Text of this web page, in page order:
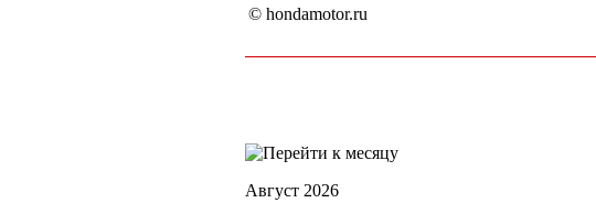
© hondamotor.ru
Август 2026